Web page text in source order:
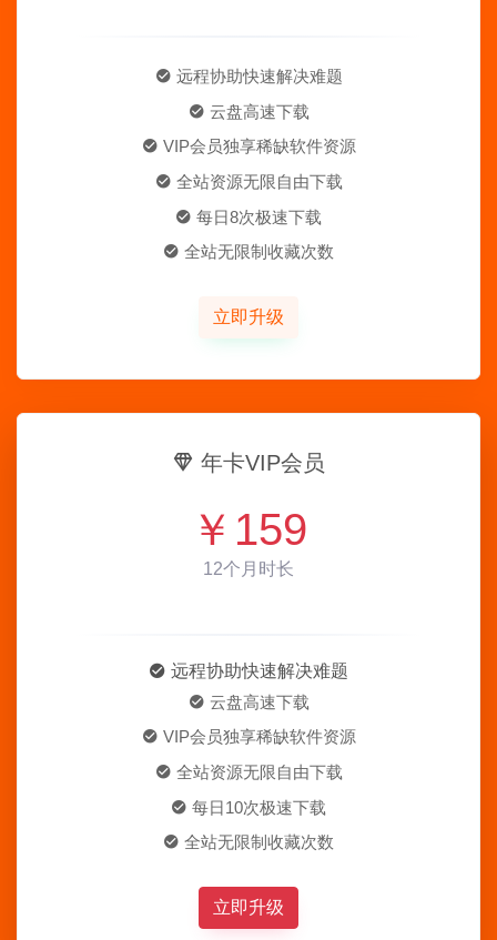
远程协助快速解决难题
云盘高速下载
VIP会员独享稀缺软件资源
全站资源无限自由下载
每日8次极速下载
全站无限制收藏次数
立即升级
年卡VIP会员
￥ 159
12个月时长
远程协助快速解决难题
云盘高速下载
VIP会员独享稀缺软件资源
全站资源无限自由下载
每日10次极速下载
全站无限制收藏次数
立即升级